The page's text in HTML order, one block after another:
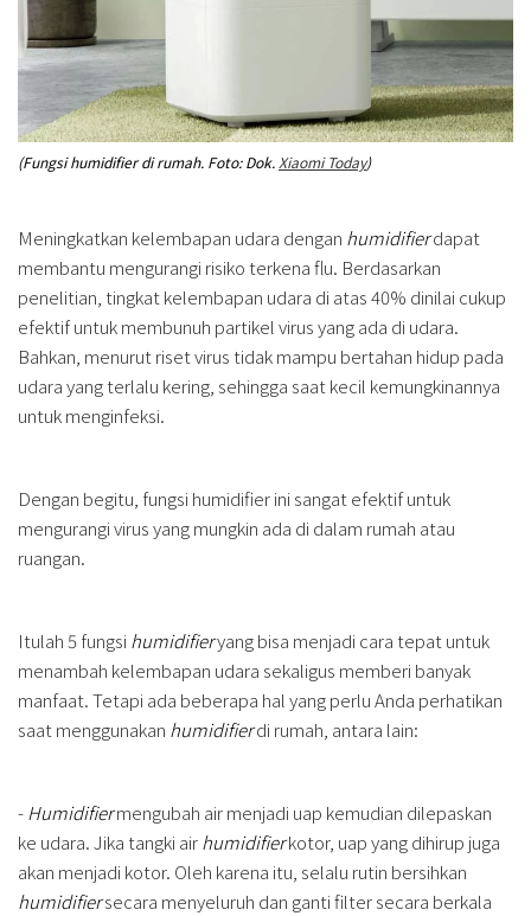
(Fungsi humidifier di rumah. Foto: Dok. Xiaomi Today)
Meningkatkan kelembapan udara dengan humidifierdapat
membantu mengurangi risiko terkena flu. Berdasarkan
penelitian, tingkat kelembapan udara di atas 40% dinilai cukup
efektif untuk membunuh partikel virus yang ada di udara.
Bahkan, menurut riset virus tidak mampu bertahan hidup pada
udara yang terlalu kering, sehingga saat kecil kemungkinannya
untuk menginfeksi.
Dengan begitu, fungsi humidifier ini sangat efektif untuk
mengurangi virus yang mungkin ada di dalam rumah atau
ruangan.
Itulah 5 fungsi humidifieryang bisa menjadi cara tepat untuk
menambah kelembapan udara sekaligus memberi banyak
manfaat. Tetapi ada beberapa hal yang perlu Anda perhatikan
saat menggunakan humidifierdi rumah, antara lain:
- Humidifiermengubah air menjadi uap kemudian dilepaskan
ke udara. Jika tangki airhumidifierkotor, uap yang dihirup juga
akan menjadi kotor. Oleh karena itu, selalu rutin bersihkan
humidifiersecara menyeluruh dan ganti filter secara berkala